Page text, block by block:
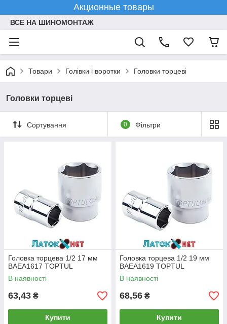
Акционные товары
ВСЕ НА ШИНОМОНТАЖ
Товари Голівки і воротки Головки торцеві
Головки торцеві
Сортування 0 Фільтри
Головка торцева 1/2 17 мм
BAEA1617 TOPTUL
В наявності
63,43 ₴
Купити
Головка торцева 1/2 19 мм
BAEA1619 TOPTUL
В наявності
68,56 ₴
Купити